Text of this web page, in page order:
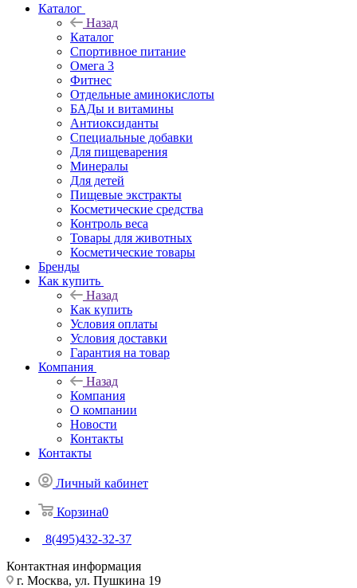
Каталог
Назад
Каталог
Спортивное питание
Омега 3
Фитнес
Отдельные аминокислоты
БАДы и витамины
Антиоксиданты
Специальные добавки
Для пищеварения
Минералы
Для детей
Пищевые экстракты
Косметические средства
Контроль веса
Товары для животных
Косметические товары
Бренды
Как купить
Назад
Как купить
Условия оплаты
Условия доставки
Гарантия на товар
Компания
Назад
Компания
О компании
Новости
Контакты
Контакты
Личный кабинет
Корзина0
8(495)432-32-37
Контактная информация
г. Москва, ул. Пушкина 19